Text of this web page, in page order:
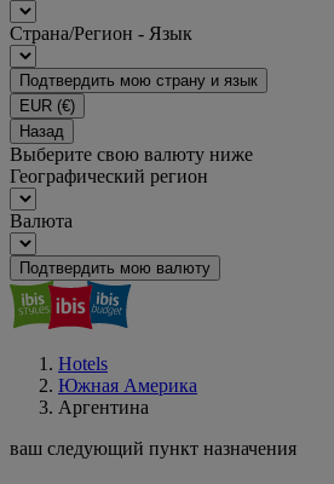
Страна/Регион - Язык
Подтвердить мою страну и язык
EUR (€)
Назад
Выберите свою валюту ниже
Географический регион
Валюта
Подтвердить мою валюту
Hotels
Южная Америка
Аргентина
ваш следующий пункт назначения